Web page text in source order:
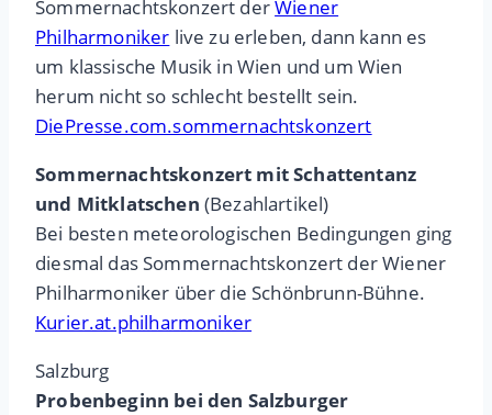
Sommernachtskonzert derWiener
Philharmoniker live zu erleben, dann kann es
um klassische Musik in Wien und um Wien
herum nicht so schlecht bestellt sein.
DiePresse.com.sommernachtskonzert
Sommernachtskonzert mit Schattentanz
und Mitklatschen (Bezahlartikel)
Bei besten meteorologischen Bedingungen ging
diesmal das Sommernachtskonzert der Wiener
Philharmoniker über die Schönbrunn-Bühne.
Kurier.at.philharmoniker
Salzburg
Probenbeginn bei den Salzburger